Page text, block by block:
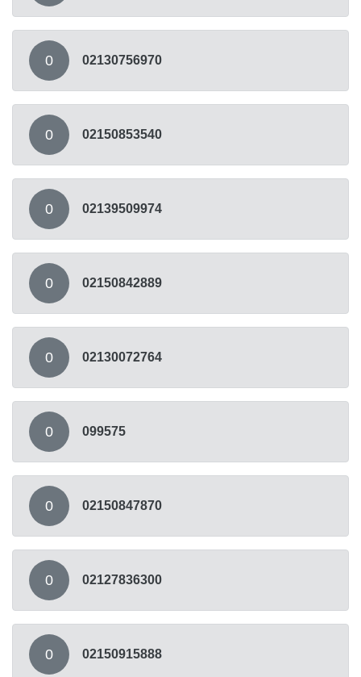
0 02130756970
0 02150853540
0 02139509974
0 02150842889
0 02130072764
0 099575
0 02150847870
0 02127836300
0 02150915888